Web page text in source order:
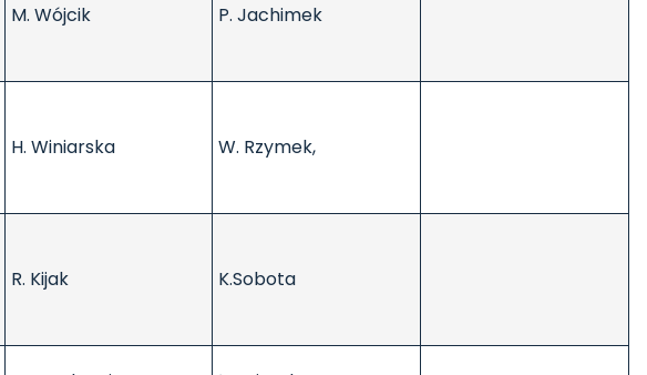
M. Wójcik P. Jachimek
H. Winiarska W. Rzymek,
R. Kijak K.Sobota